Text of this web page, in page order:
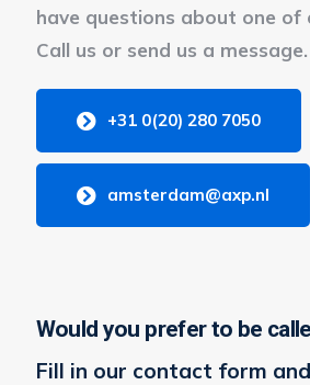
have questions about one of
Call us or send us a message.
+31 0(20) 280 7050
amsterdam@axp.nl
Would you prefer to be
Fill in our contact form